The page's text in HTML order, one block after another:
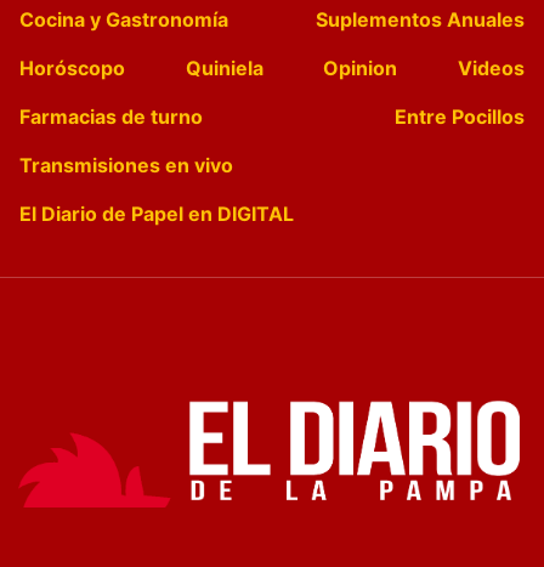
Cocina y Gastronomía
Suplementos Anuales
Horóscopo
Quiniela Opinion
Videos
Farmacias de turno
Entre Pocillos
Transmisiones en vivo
El Diario de Papel en DIGITAL